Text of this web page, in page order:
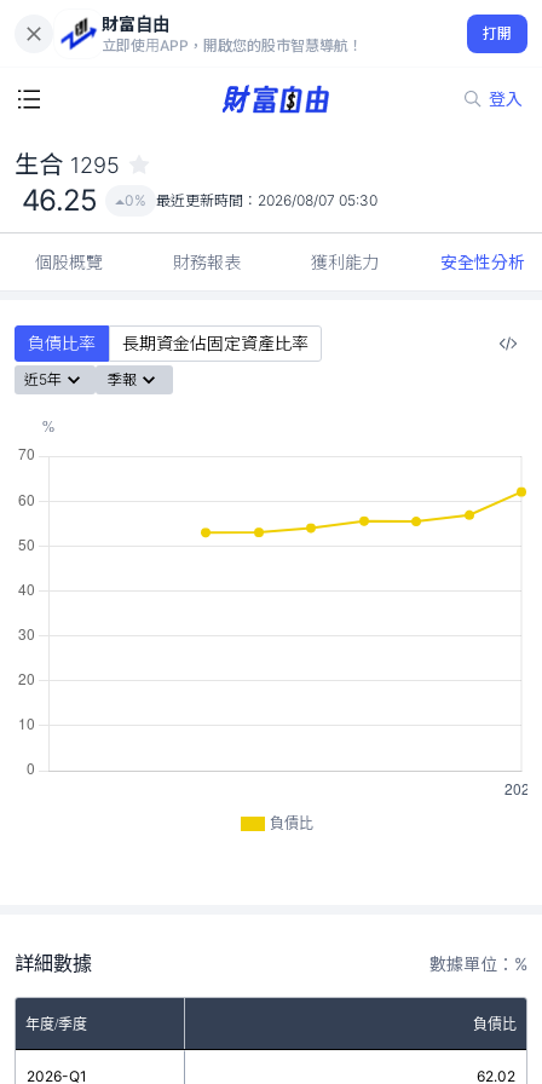
財富自由
立即使用APP，開啟您的股市智慧導航！
打開
登入
46.25
0%
生合 1295
46.25 0% 最近更新時間： 2026/08/07 05:30
個股概覽 財務報表 獲利能力 安全性分析
負債比率 長期資金佔固定資產比率
近5年 季報
負債比
詳細數據 數據單位：%
年度/季度 負債比
2026-Q1 62.02